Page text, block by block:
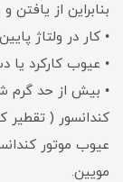
بنابراین از
• کار در ولتاژ پایین
• عیوب کارکرد یا
• بیش از حد گرم
کندانسور ( تقطیر
عیوب موتور
مویین.